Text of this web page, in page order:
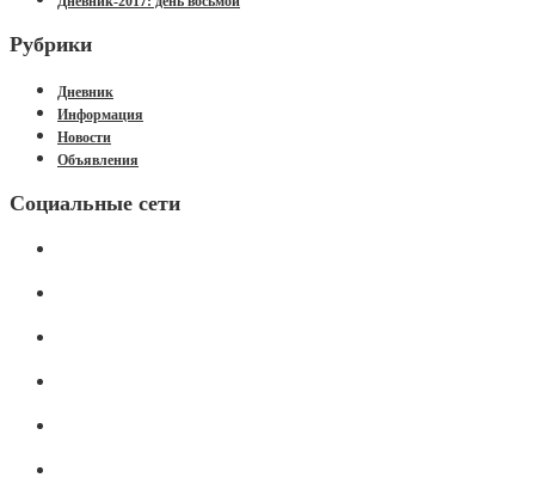
Рубрики
Дневник
Информация
Новости
Объявления
Социальные сети